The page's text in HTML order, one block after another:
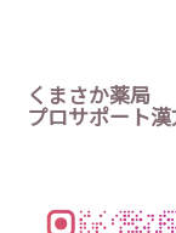
くまさか薬局
プロサポート